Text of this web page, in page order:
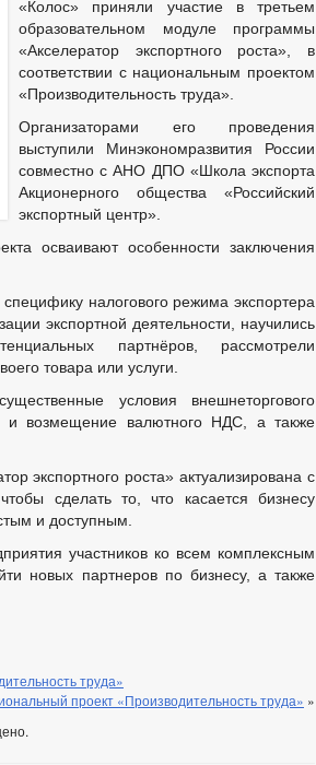
«Колос» приняли участие в третьем
образовательном модуле программы
«Акселератор экспортного роста», в
соответствии с национальным проектом
«Производительность труда».
Организаторами его проведения
выступили Минэкономразвития России
совместно с АНО ДПО «Школа экспорта
Акционерного общества «Российский
экспортный центр».
осваивают особенности заключения
налогового режима экспортера
экспортной деятельности, научились
партнёров, рассмотрели
товара или услуги.
условия внешнеторгового
и возмещение валютного НДС, а также
экспортного роста» актуализирована с
сделать то, что касается бизнесу
и доступным.
участников ко всем комплексным
новых партнеров по бизнесу, а также
труда»
проект «Производительность труда» »